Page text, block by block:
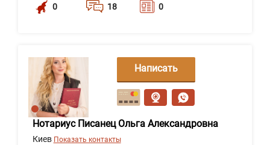
0 18 0
Нотариус Писанец Ольга Александровна
Киев Показать контакты
Написать
сообщение